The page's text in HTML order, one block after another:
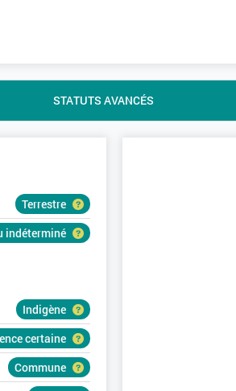
STATUTS AVANCÉS
Terrestre
indéterminé
Indigène
certaine
Commune